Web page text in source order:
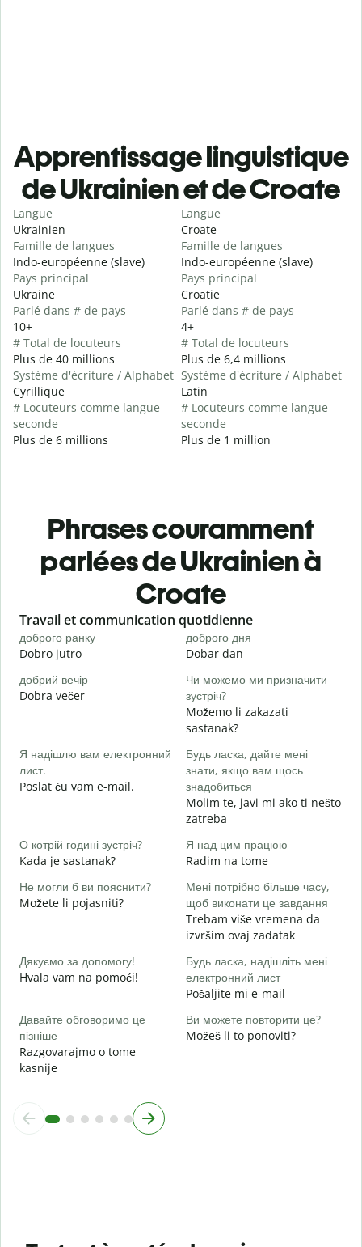
Apprentissage linguistique
de Ukrainien et de Croate
Langue
Ukrainien
Famille de langues
Indo-européenne (slave)
Pays principal
Ukraine
Parlé dans # de pays
10+
# Total de locuteurs
Plus de 40 millions
Système d'écriture / Alphabet
Cyrillique
# Locuteurs comme langue
seconde
Plus de 6 millions
Langue
Croate
Famille de langues
Indo-européenne (slave)
Pays principal
Croatie
Parlé dans # de pays
4+
# Total de locuteurs
Plus de 6,4 millions
Système d'écriture / Alphabet
Latin
# Locuteurs comme langue
seconde
Plus de 1 million
Phrases couramment
parlées de Ukrainien à
Croate
Slide 1 of 6
Travail et communication quotidienne
доброго ранку
Dobro jutro
доброго дня
Dobar dan
добрий вечір
Dobra večer
Чи можемо ми призначити
зустріч?
Možemo li zakazati
sastanak?
Я надішлю вам електронний
лист.
Poslat ću vam e-mail.
Будь ласка, дайте мені
знати, якщо вам щось
знадобиться
Molim te, javi mi ako ti nešto
zatreba
О котрій годині зустріч?
Kada je sastanak?
Я над цим працюю
Radim na tome
Не могли б ви пояснити?
Možete li pojasniti?
Мені потрібно більше часу,
щоб виконати це завдання
Trebam više vremena da
izvršim ovaj zadatak
Дякуємо за допомогу!
Hvala vam na pomoći!
Будь ласка, надішліть мені
електронний лист
Pošaljite mi e-mail
Давайте обговоримо це
пізніше
Razgovarajmo o tome
kasnije
Ви можете повторити це?
Možeš li to ponoviti?